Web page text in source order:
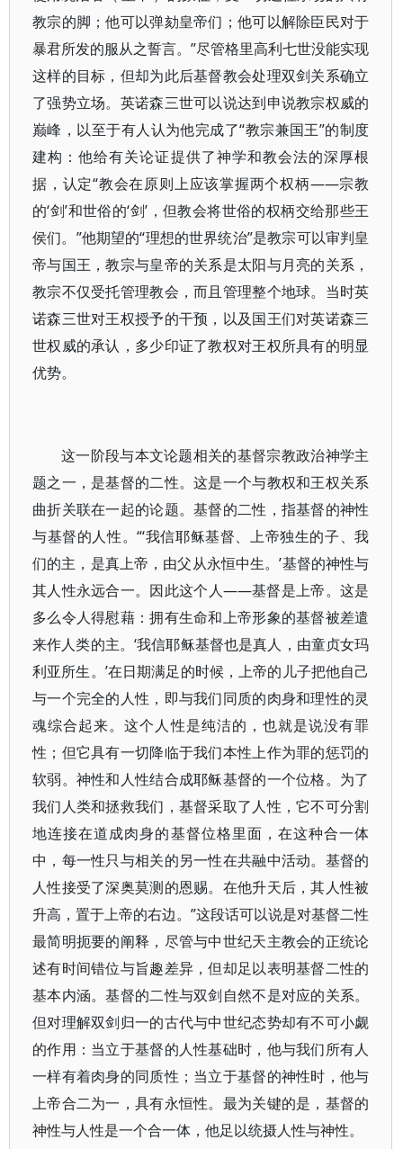
教宗的脚；他可以弹劾皇帝们；他可以解除臣民对于
暴君所发的服从之誓言。”尽管格里高利七世没能实现
这样的目标，但却为此后基督教会处理双剑关系确立
了强势立场。英诺森三世可以说达到申说教宗权威的
巅峰，以至于有人认为他完成了“教宗兼国王”的制度
建构：他给有关论证提供了神学和教会法的深厚根
据，认定“教会在原则上应该掌握两个权柄——宗教
的‘剑’和世俗的‘剑’，但教会将世俗的权柄交给那些王
侯们。”他期望的“理想的世界统治”是教宗可以审判皇
帝与国王，教宗与皇帝的关系是太阳与月亮的关系，
教宗不仅受托管理教会，而且管理整个地球。当时英
诺森三世对王权授予的干预，以及国王们对英诺森三
世权威的承认，多少印证了教权对王权所具有的明显
优势。
这一阶段与本文论题相关的基督宗教政治神学主
题之一，是基督的二性。这是一个与教权和王权关系
曲折关联在一起的论题。基督的二性，指基督的神性
与基督的人性。“‘我信耶稣基督、上帝独生的子、我
们的主，是真上帝，由父从永恒中生。’基督的神性与
其人性永远合一。因此这个人——基督是上帝。这是
多么令人得慰藉：拥有生命和上帝形象的基督被差遣
来作人类的主。‘我信耶稣基督也是真人，由童贞女玛
利亚所生。’在日期满足的时候，上帝的儿子把他自己
与一个完全的人性，即与我们同质的肉身和理性的灵
魂综合起来。这个人性是纯洁的，也就是说没有罪
性；但它具有一切降临于我们本性上作为罪的惩罚的
软弱。神性和人性结合成耶稣基督的一个位格。为了
我们人类和拯救我们，基督采取了人性，它不可分割
地连接在道成肉身的基督位格里面，在这种合一体
中，每一性只与相关的另一性在共融中活动。基督的
人性接受了深奥莫测的恩赐。在他升天后，其人性被
升高，置于上帝的右边。”这段话可以说是对基督二性
最简明扼要的阐释，尽管与中世纪天主教会的正统论
述有时间错位与旨趣差异，但却足以表明基督二性的
基本内涵。基督的二性与双剑自然不是对应的关系。
但对理解双剑归一的古代与中世纪态势却有不可小觑
的作用：当立于基督的人性基础时，他与我们所有人
一样有着肉身的同质性；当立于基督的神性时，他与
上帝合二为一，具有永恒性。最为关键的是，基督的
神性与人性是一个合一体，他足以统摄人性与神性。